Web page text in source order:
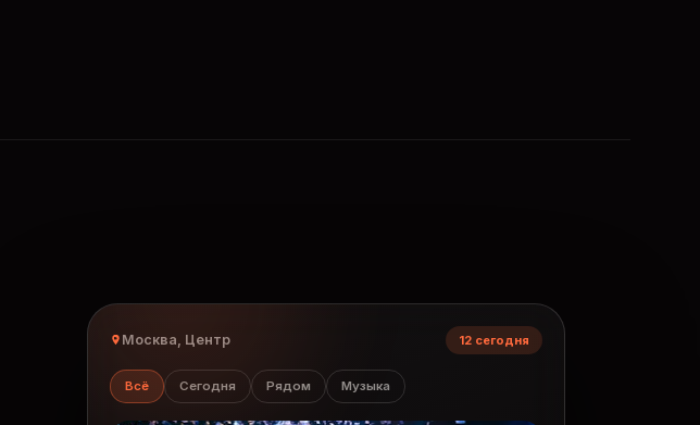
Москва, Центр 12 сегодня
Всё Сегодня Рядом Музыка